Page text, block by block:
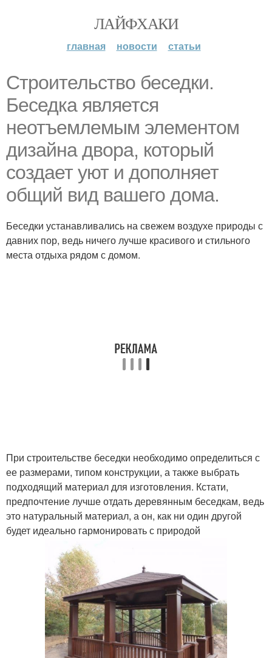
ЛАЙФХАКИ
главная новости статьи
Строительство беседки.
Беседка является
неотъемлемым элементом
дизайна двора, который
создает уют и дополняет
общий вид вашего дома.
Беседки устанавливались на свежем воздухе природы с
давних пор, ведь ничего лучше красивого и стильного
места отдыха рядом с домом.
При строительстве беседки необходимо определиться с
ее размерами, типом конструкции, а также выбрать
подходящий материал для изготовления. Кстати,
предпочтение лучше отдать деревянным беседкам, ведь
это натуральный материал, а он, как ни один другой
будет идеально гармонировать с природой